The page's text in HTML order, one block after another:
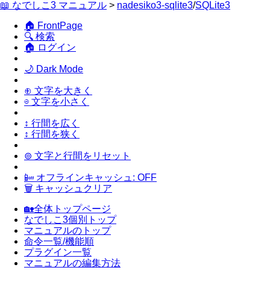
📖 なでしこ3 マニュアル > nadesiko3-sqlite3/SQLite3
🏠 FrontPage
🔍 検索
🏠 ログイン
🌙 Dark Mode
⊕ 文字を大きく
⊖ 文字を小さく
↕ 行間を広く
↕ 行間を狭く
⊚ 文字と行間をリセット
📴 オフラインキャッシュ: OFF
🗑 キャッシュクリア
🏡全体トップページ
なでしこ3個別トップ
マニュアルのトップ
命令一覧/機能順
プラグイン一覧
マニュアルの編集方法